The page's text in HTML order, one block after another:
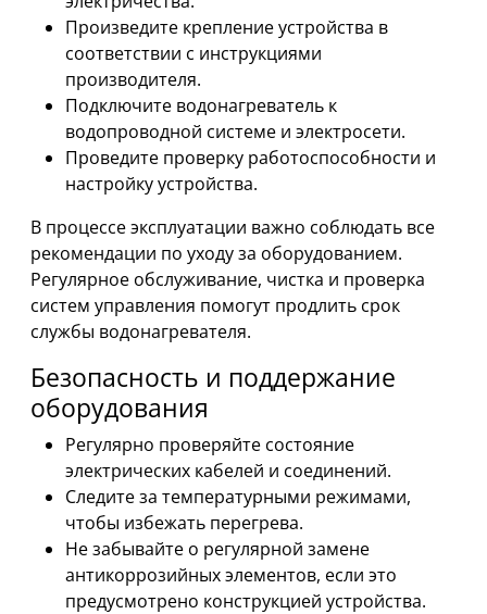
Произведите крепление устройства в
соответствии с инструкциями
производителя.
Подключите водонагреватель к
водопроводной системе и электросети.
Проведите проверку работоспособности и
настройку устройства.
В процессе эксплуатации важно соблюдать все
рекомендации по уходу за оборудованием.
Регулярное обслуживание, чистка и проверка
систем управления помогут продлить срок
службы водонагревателя.
Безопасность и поддержание
оборудования
Регулярно проверяйте состояние
электрических кабелей и соединений.
Следите за температурными режимами,
чтобы избежать перегрева.
Не забывайте о регулярной замене
антикоррозийных элементов, если это
предусмотрено конструкцией устройства.